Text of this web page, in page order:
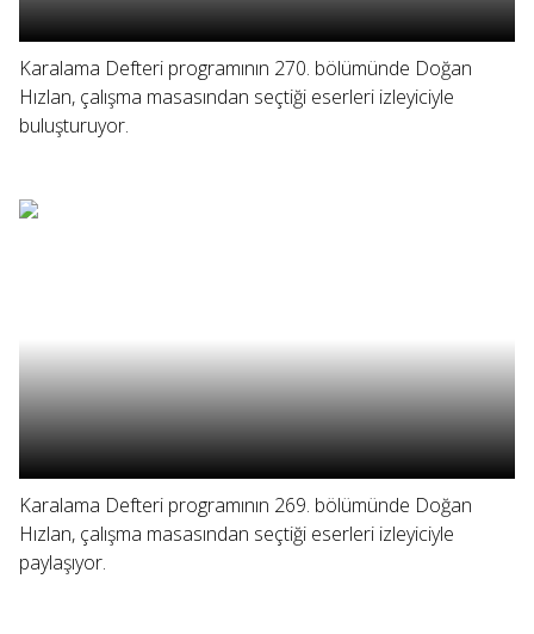
Karalama Defteri programının 270. bölümünde Doğan
Hızlan, çalışma masasından seçtiği eserleri izleyiciyle
buluşturuyor.
Karalama Defteri programının 269. bölümünde Doğan
Hızlan, çalışma masasından seçtiği eserleri izleyiciyle
paylaşıyor.